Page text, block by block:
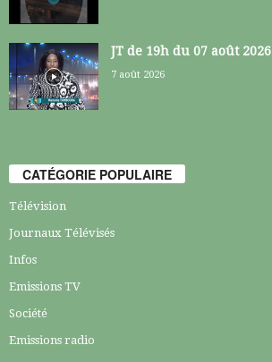
JT de 19h du 07 août 2026
7 août 2026
CATÉGORIE POPULAIRE
Télévision
Journaux Télévisés
Infos
Emissions TV
Société
Emissions radio